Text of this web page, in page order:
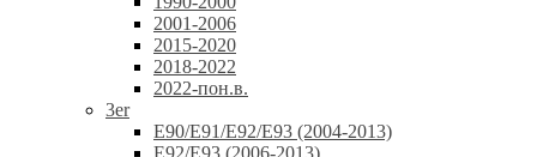
2001-2006
2015-2020
2018-2022
2022-пон.в.
3er
E90/E91/E92/E93 (2004-2013)
E92/E93 (2006-2013)